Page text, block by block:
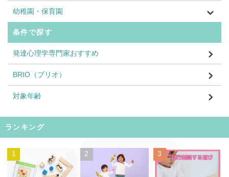
幼稚園・保育園
条件で探す
発達心理学専門家おすすめ
BRIO（ブリオ）
対象年齢
ランキング
1 2 3